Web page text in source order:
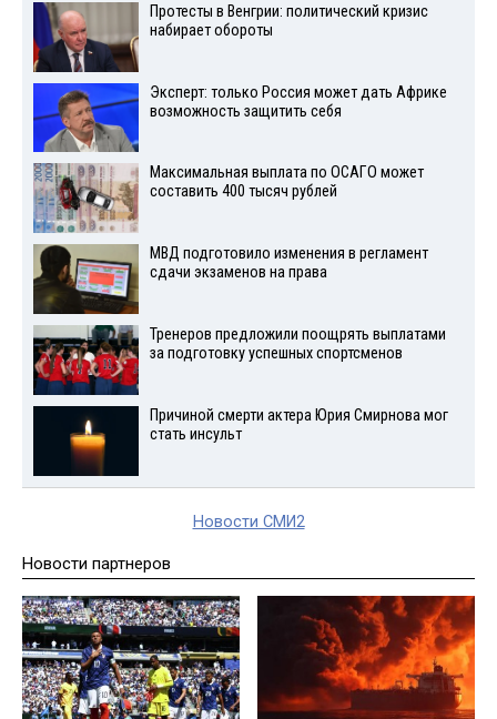
Протесты в Венгрии: политический кризис
набирает обороты
Эксперт: только Россия может дать Африке
возможность защитить себя
Максимальная выплата по ОСАГО может
составить 400 тысяч рублей
МВД подготовило изменения в регламент
сдачи экзаменов на права
Тренеров предложили поощрять выплатами
за подготовку успешных спортсменов
Причиной смерти актера Юрия Смирнова мог
стать инсульт
Новости СМИ2
Новости партнеров